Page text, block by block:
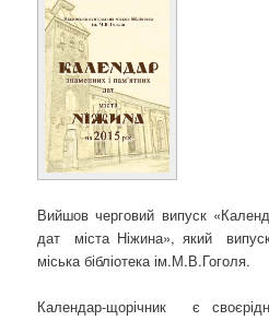
Вийшов черговий випуск
дат міста Ніжина», який
міська бібліотека ім.М.В.Гоголя.
Календар-щорічник є